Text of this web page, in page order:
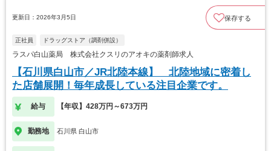
更新日：2026年3月5日 保存する
正社員 ドラッグストア（調剤併設）
ラスパ白山薬局 株式会社クスリのアオキの薬剤師求人
【石川県白山市／JR北陸本線】 北陸地域に密着し
た店舗展開！毎年成長している注目企業です。
給与 【年収】428万円～673万円
勤務地 石川県 白山市